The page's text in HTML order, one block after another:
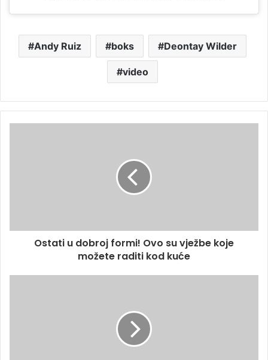
Andy Ruiz boks Deontay Wilder
video
Ostati u dobroj formi! Ovo su vježbe koje
možete raditi kod kuće